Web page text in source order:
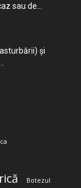
sau de...
şi
Botezul